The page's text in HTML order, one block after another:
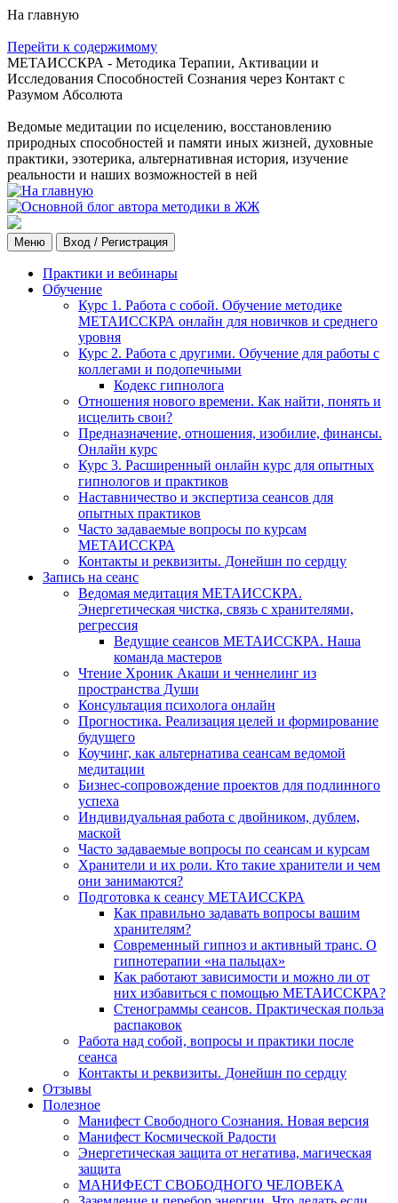
На главную
Перейти к содержимому
МЕТАИССКРА - Методика Терапии, Активации и
Исследования Способностей Сознания через Контакт с
Разумом Абсолюта
Ведомые медитации по исцелению, восстановлению
природных способностей и памяти иных жизней, духовные
практики, эзотерика, альтернативная история, изучение
реальности и наших возможностей в ней
Меню Вход / Регистрация
Практики и вебинары
Обучение
Курс 1. Работа с собой. Обучение методике
МЕТАИССКРА онлайн для новичков и среднего
уровня
Курс 2. Работа с другими. Обучение для работы с
коллегами и подопечными
Кодекс гипнолога
Отношения нового времени. Как найти, понять и
исцелить свои?
Предназначение, отношения, изобилие, финансы.
Онлайн курс
Курс 3. Расширенный онлайн курс для опытных
гипнологов и практиков
Наставничество и экспертиза сеансов для
опытных практиков
Часто задаваемые вопросы по курсам
МЕТАИССКРА
Контакты и реквизиты. Донейшн по сердцу
Запись на сеанс
Ведомая медитация МЕТАИССКРА.
Энергетическая чистка, связь с хранителями,
регрессия
Ведущие сеансов МЕТАИССКРА. Наша
команда мастеров
Чтение Хроник Акаши и ченнелинг из
пространства Души
Консультация психолога онлайн
Прогностика. Реализация целей и формирование
будущего
Коучинг, как альтернатива сеансам ведомой
медитации
Бизнес-сопровождение проектов для подлинного
успеха
Индивидуальная работа с двойником, дублем,
маской
Часто задаваемые вопросы по сеансам и курсам
Хранители и их роли. Кто такие хранители и чем
они занимаются?
Подготовка к сеансу МЕТАИССКРА
Как правильно задавать вопросы вашим
хранителям?
Современный гипноз и активный транс. О
гипнотерапии «на пальцах»
Как работают зависимости и можно ли от
них избавиться с помощью МЕТАИССКРА?
Стенограммы сеансов. Практическая польза
распаковок
Работа над собой, вопросы и практики после
сеанса
Контакты и реквизиты. Донейшн по сердцу
Отзывы
Полезное
Манифест Свободного Сознания. Новая версия
Манифест Космической Радости
Энергетическая защита от негатива, магическая
защита
МАНИФЕСТ СВОБОДНОГО ЧЕЛОВЕКА